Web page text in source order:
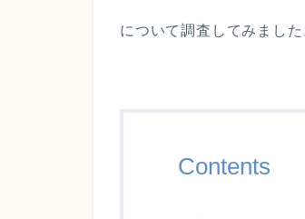
について調査してみました
Contents